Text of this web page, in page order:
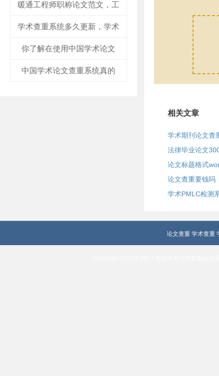
暖通工程师职称论文范文，工
学术查重系统多久更新，学术
你了解在使用中国学术论文
中国学术论文查重系统真的
相关文章
学术期刊论文查
法律毕业论文
论文标题格式
论文查重要钱吗
学术PMLC检测
论文查重 学术查重